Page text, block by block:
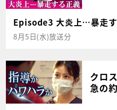
Episode3 大炎上…暴走
8月5日(水)放送分
クロ
急の